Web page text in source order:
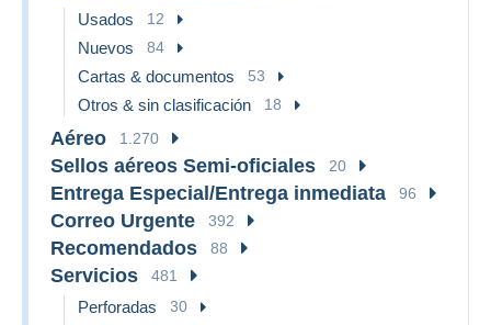
Usados 12
Nuevos 84
Cartas & documentos 53
Otros & sin clasificación 18
Aéreo 1.270
Sellos aéreos Semi-oficiales 20
Entrega Especial/Entrega inmediata 96
Correo Urgente 392
Recomendados 88
Servicios 481
Perforadas 30